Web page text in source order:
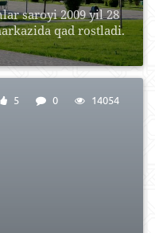
saroyi 2009 yil 28
qad rostladi.
5 0 14054